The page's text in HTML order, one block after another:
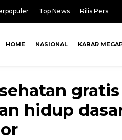
Top News Rilis Pers
HOME NASIONAL KABAR
hidup